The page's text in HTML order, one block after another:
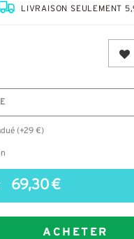
LIVRAISON SEULEMENT
(+29 €)
69,30 €
ACHETER